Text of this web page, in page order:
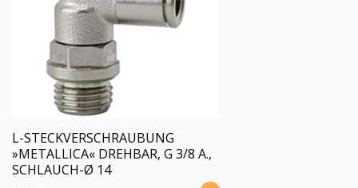
L-STECKVERSCHRAUBUNG
»METALLICA« DREHBAR, G 3/8 A.,
SCHLAUCH-Ø 14